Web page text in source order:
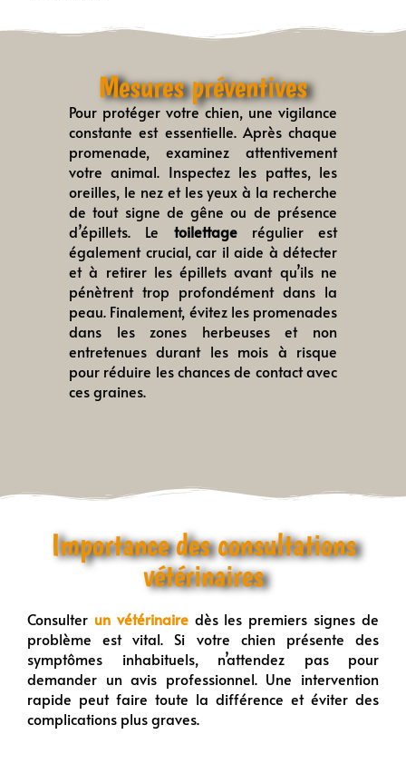
Mesures préventives
Pour protéger votre chien, une vigilance
constante est essentielle. Après chaque
promenade, examinez attentivement
votre animal. Inspectez les pattes, les
oreilles, le nez et les yeux à la recherche
de tout signe de gêne ou de présence
d’épillets. Le toilettagerégulier est
également crucial, car il aide à détecter
et à retirer les épillets avant qu’ils ne
pénètrent trop profondément dans la
peau. Finalement, évitez les promenades
dans les zones herbeuses et non
entretenues durant les mois à risque
pour réduire les chances de contact avec
ces graines.
Importance des consultations
vétérinaires
Consulter un vétérinairedès les premiers signes de
problème est vital. Si votre chien présente des
symptômes inhabituels, n’attendez pas pour
demander un avis professionnel. Une intervention
rapide peut faire toute la différence et éviter des
complications plus graves.